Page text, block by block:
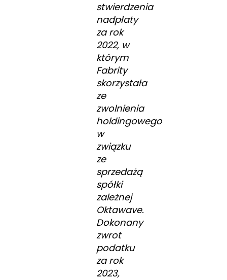
stwierdzenia
nadpłaty
za rok
2022, w
którym
Fabrity
skorzystała
ze
zwolnienia
holdingowego
w
związku
ze
sprzedażą
spółki
zależnej
Oktawave.
Dokonany
zwrot
podatku
za rok
2023,